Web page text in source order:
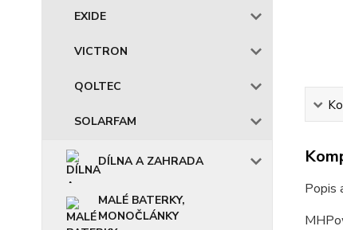
EXIDE
VICTRON
QOLTEC
SOLARFAM
DÍLNA A ZAHRADA
MALÉ BATERKY,
MONOČLÁNKY
Popis